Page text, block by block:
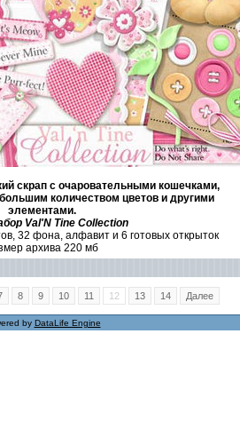
скрап с очаровательными кошечками,
количеством цветов и другими
элементами.
Val'N Tine Collection
32 фона, алфавит и 6 готовых открыток
архива 220 мб
8 9 10 11 12 13 14 Далее
by DataLife Engine